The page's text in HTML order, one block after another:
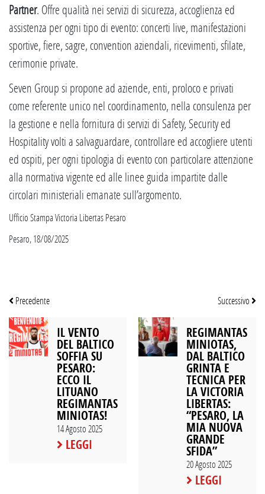
Partner. Offre qualità nei servizi di sicurezza, accoglienza ed
assistenza per ogni tipo di evento: concerti live, manifestazioni
sportive, fiere, sagre, convention aziendali, ricevimenti, sfilate,
cerimonie private.
Seven Group si propone ad aziende, enti, proloco e privati
come referente unico nel coordinamento, nella consulenza per
la gestione e nella fornitura di servizi di Safety, Security ed
Hospitality volti a salvaguardare, controllare ed accogliere utenti
ed ospiti, per ogni tipologia di evento con particolare attenzione
alla normativa vigente ed alle linee guida impartite dalle
circolari ministeriali emanate sull’argomento.
Ufficio Stampa Victoria Libertas Pesaro
Pesaro, 18/08/2025
Precedente
IL VENTO
DEL BALTICO
SOFFIA SU
PESARO:
ECCO IL
LITUANO
REGIMANTAS
MINIOTAS!
14 Agosto 2025
LEGGI
Successivo
REGIMANTAS
MINIOTAS,
DAL BALTICO
GRINTA E
TECNICA PER
LA VICTORIA
LIBERTAS:
“PESARO, LA
MIA NUOVA
GRANDE
SFIDA”
20 Agosto 2025
LEGGI